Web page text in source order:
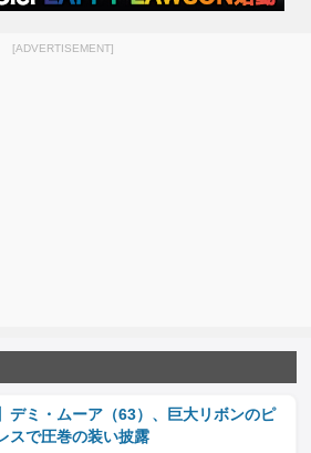
[ADVERTISEMENT]
デミ・ムーア（63）、巨大リボンのピ
スで圧巻の装い披露